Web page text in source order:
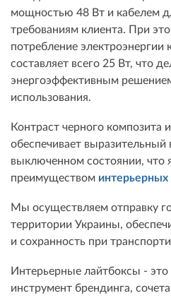
мощностью 48 Вт и кабелем
требованиям клиента. При
потребление электроэнергии
составляет всего 25 Вт, что
энергоэффективным
использования.
Контраст черного композита
обеспечивает
выключенном состоянии, что
преимуществом интерьерных
Мы осуществляем отправку
территории Украины,
и сохранность при
Интерьерные лайтбоксы -
инструмент брендинга,